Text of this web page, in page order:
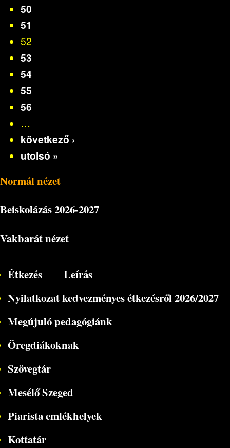
50
51
52
53
54
55
56
…
következő ›
utolsó »
Normál nézet
Beiskolázás2026-2027
Vakbarát nézet
Étkezés
Leírás
Nyilatkozat kedvezményes étkezésről 2026/2027
Megújuló pedagógiánk
Öregdiákoknak
Szövegtár
Mesélő Szeged
Piarista emlékhelyek
Kottatár